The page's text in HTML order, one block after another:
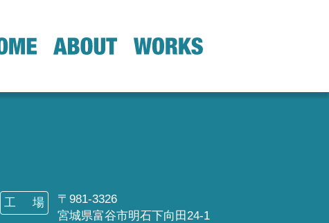
工 場
〒981-3326
宮城県富谷市明石下向田24-1